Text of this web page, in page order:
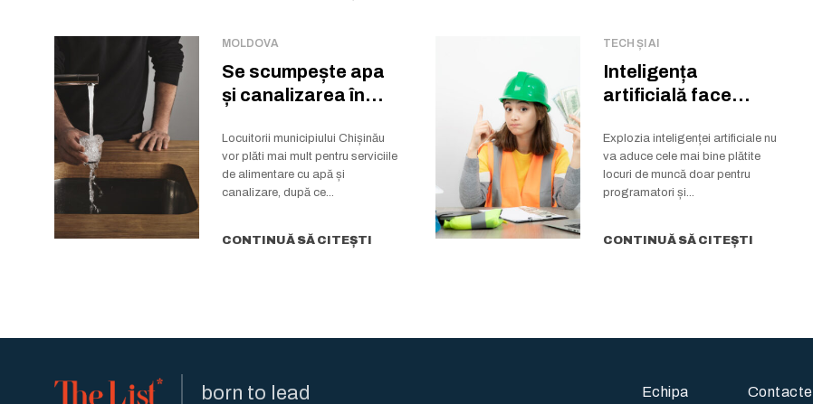
MOLDOVA
Se scumpește apa
și canalizarea în
Locuitorii municipiului Chișinău
vor plăti mai mult pentru serviciile
de alimentare cu apă și
canalizare, după ce...
CONTINUĂ SĂ CITEȘTI
TECH ȘI AI
Inteligența
artificială face
meseriașii. Cine va
câștiga salarii...
Explozia inteligenței artificiale nu
va aduce cele mai bine plătite
locuri de muncă doar pentru
programatori și...
CONTINUĂ SĂ CITEȘTI
born to lead Echipa Contacte